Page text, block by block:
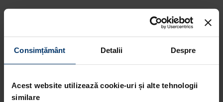
Consimțământ Detalii Despre
Acest website utilizează cookie-uri și alte tehnologii
similare
Hyundai Motorsport
concureaza in Raliul Marii
Britanii